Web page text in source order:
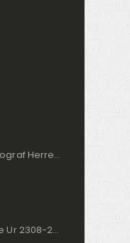
Nacar Kronograf Herre Ur 2434-29B554-BLS10
Nacar Herre Ur 2308-29430145-ALS3